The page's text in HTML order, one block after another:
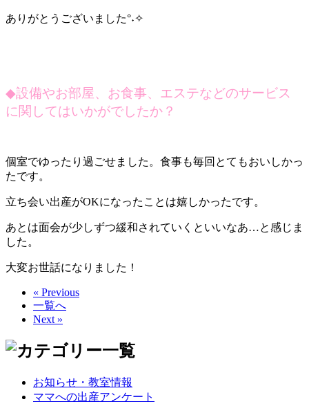
ありがとうございました°˖✧
◆設備やお部屋、お食事、エステなどのサービス
に関してはいかがでしたか？
個室でゆったり過ごせました。食事も毎回とてもおいしかっ
たです。
立ち会い出産がOKになったことは嬉しかったです。
あとは面会が少しずつ緩和されていくといいなあ…と感じま
した。
大変お世話になりました！
« Previous
一覧へ
Next »
お知らせ・教室情報
ママへの出産アンケート